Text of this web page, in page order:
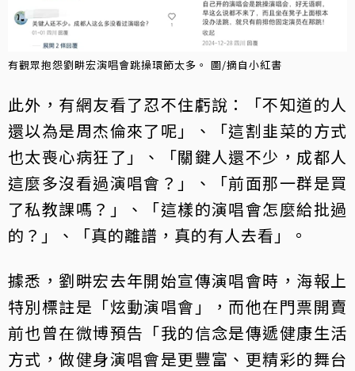
有觀眾抱怨劉畊宏演唱會跳操環節太多。 圖/摘自小紅書
此外，有網友看了忍不住虧說：「不知道的人
還以為是周杰倫來了呢」、「這割韭菜的方式
也太喪心病狂了」、「關鍵人還不少，成都人
這麼多沒看過演唱會？」、「前面那一群是買
了私教課嗎？」、「這樣的演唱會怎麼給批過
的？」、「真的離譜，真的有人去看」。
據悉，劉畊宏去年開始宣傳演唱會時，海報上
特別標註是「炫動演唱會」，而他在門票開賣
前也曾在微博預告「我的信念是傳遞健康生活
方式，做健身演唱會是更豐富、更精彩的舞台